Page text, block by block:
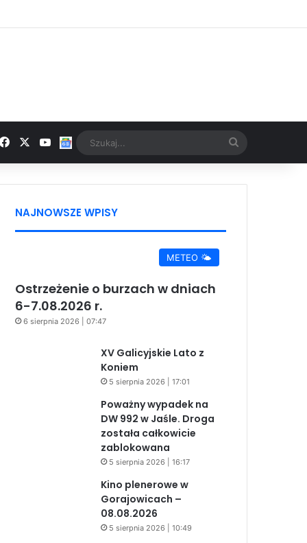
FacebookYouTubeGoogle News
NAJNOWSZE WPISY
METEO 🌤️
Ostrzeżenie o burzach w dniach
6-7.08.2026 r.
6 sierpnia 2026 | 07:47
XV Galicyjskie Lato z
Koniem
5 sierpnia 2026 | 17:01
Poważny wypadek na
DW 992 w Jaśle. Droga
została całkowicie
zablokowana
5 sierpnia 2026 | 16:17
Kino plenerowe w
Gorajowicach –
08.08.2026
5 sierpnia 2026 | 10:49